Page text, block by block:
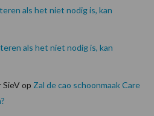
als het niet nodig is, kan
als het niet nodig is, kan
SieVop Zal de cao schoonmaak Care